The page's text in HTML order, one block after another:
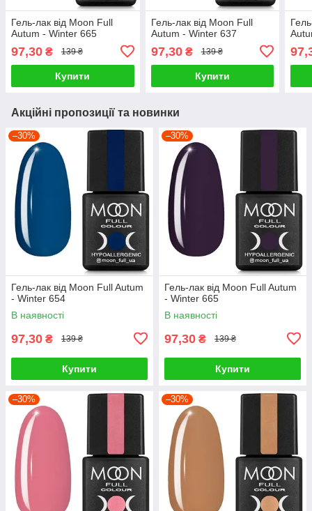
Гель-лак від Moon Full
Autum - Winter 665
97,30 ₴ 139 ₴
Купити
Гель-лак від Moon Full
Autum - Winter 637
97,30₴ 139 ₴
Купити
Акційні пропозиції та новинки
–30%
Гель-лак від Moon Full Autum
- Winter 654
В наявності
97,30 ₴ 139 ₴
Купити
–30%
Гель-лак від Moon Full Autum
- Winter 665
В наявності
97,30 ₴ 139 ₴
Купити
–30% –30%